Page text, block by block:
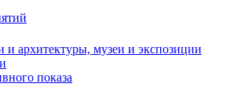
и архитектуры, музеи и экспозиции
показа